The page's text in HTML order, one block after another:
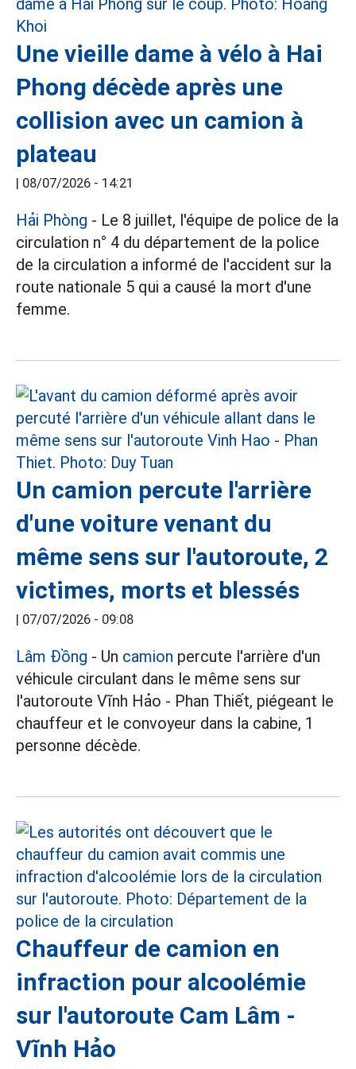
Une vieille dame à vélo à Hai
Phong décède après une
collision avec un camion à
plateau
| 08/07/2026 - 14:21
Hải Phòng - Le 8 juillet, l'équipe de police de la
circulation n° 4 du département de la police
de la circulation a informé de l'accident sur la
route nationale 5 qui a causé la mort d'une
femme.
Un camion percute l'arrière
d'une voiture venant du
même sens sur l'autoroute, 2
victimes, morts et blessés
| 07/07/2026 - 09:08
Lâm Đồng - Un camion percute l'arrière d'un
véhicule circulant dans le même sens sur
l'autoroute Vĩnh Hảo - Phan Thiết, piégeant le
chauffeur et le convoyeur dans la cabine, 1
personne décède.
Chauffeur de camion en
infraction pour alcoolémie
sur l'autoroute Cam Lâm -
Vĩnh Hảo